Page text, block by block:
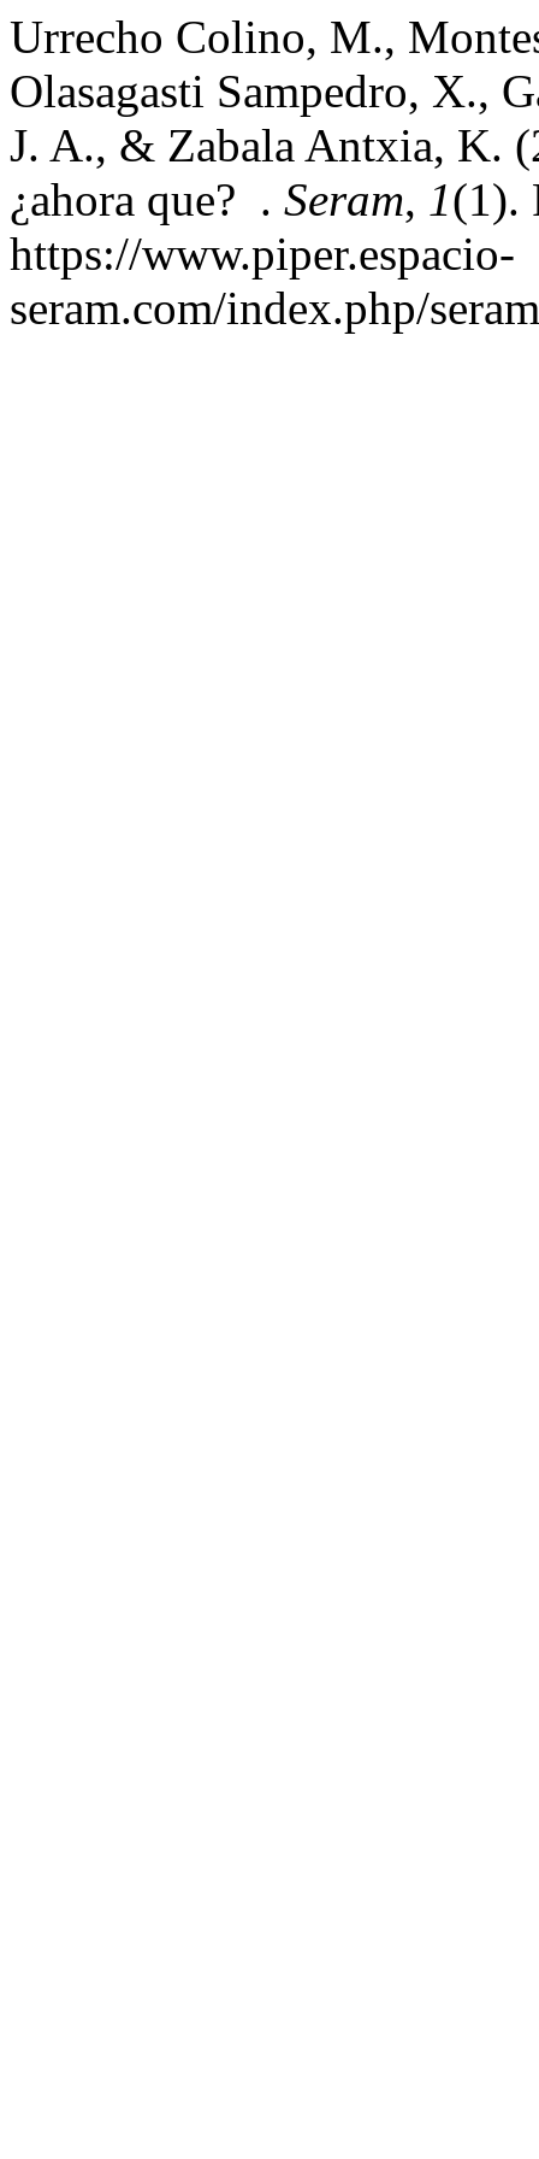
Urrecho Colino, M.,
Olasagasti Sampedro, X.,
J. A., & Zabala Antxia, K.
¿ahora que? . Seram, 1(1).
https://www.piper.espacio-
seram.com/index.php/